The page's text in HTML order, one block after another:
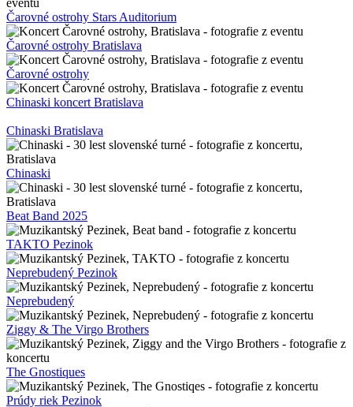
Čarovné ostrohy Stars Auditorium
Čarovné ostrohy Bratislava
Čarovné ostrohy
Chinaski koncert Bratislava
Chinaski Bratislava
Chinaski
Beat Band 2025
TAKTO Pezinok
Neprebudený Pezinok
Neprebudený
Ziggy & The Virgo Brothers
The Gnostiques
Prúdy riek Pezinok